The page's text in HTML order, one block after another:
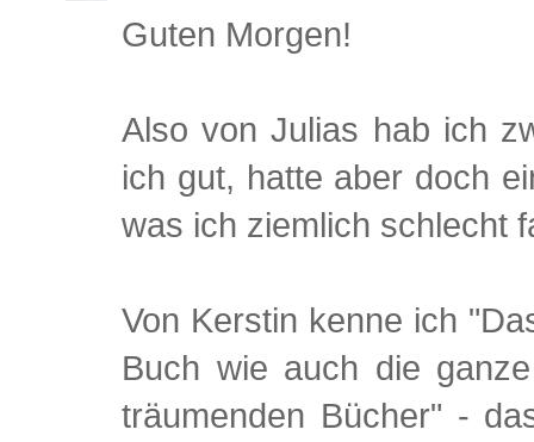
Guten Morgen!
Also von Julias hab ich
ich gut, hatte aber doch
was ich ziemlich schlecht
Von Kerstin kenne ich
Buch wie auch die
träumenden Bücher" -